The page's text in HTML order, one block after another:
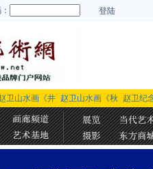
登陆
卫山水画《井 赵卫山水画《秋 赵卫纪